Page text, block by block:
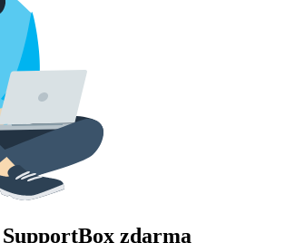
zdarma